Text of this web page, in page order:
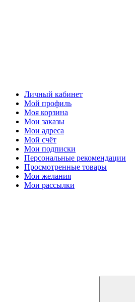
Личный кабинет
Мой профиль
Моя корзина
Мои заказы
Мои адреса
Мой счёт
Мои подписки
Персональные рекомендации
Просмотренные товары
Мои желания
Мои рассылки